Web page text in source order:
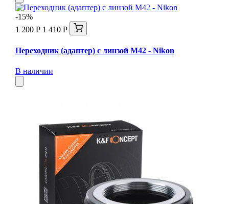
-15%
1 200 Р 1 410 Р
Переходник (адаптер) с линзой М42 - Nikon
В наличии